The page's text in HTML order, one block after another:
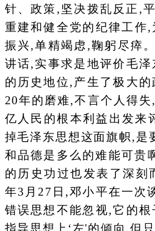
针、政策,坚决拨乱反正,
重建和健全党的纪律工作
振兴,单精竭虑,鞠躬尽瘁
讲话,实事求是地评价毛
的历史地位,产生了极大
20年的磨难,不言个人得
亿人民的根本利益出发来
掉毛泽东思想这面旗帜,是
和品德是多么的难能可贵
的历史功过也发表了深刻
年3月27日,邓小平在一次
错误思想不能忽视,它的
指导思想上‘左'的倾向,但